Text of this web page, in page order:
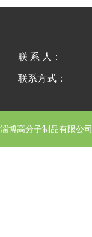
联 系 人：
联系方式：
淄博高分子制品有限公司